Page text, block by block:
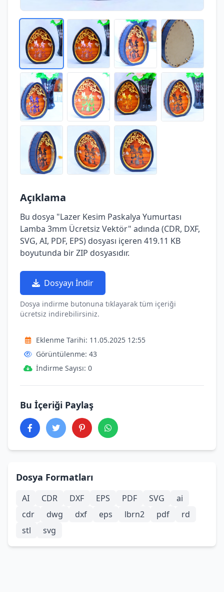
Dosya Formatları
AI CDR DXF EPS PDF SVG
ai
cdr
dwg dxf eps lbrn2 pdf
rd
stl
svg
Açıklama
Bu dosya "Lazer Kesim Paskalya Yumurtası
Lamba 3mm Ücretsiz Vektör" adında (CDR, DXF,
SVG, AI, PDF, EPS) dosyası içeren 419.11 KB
boyutunda bir ZIP dosyasıdır.
Dosyayı İndir
Dosya indirme butonuna tıklayarak tüm içeriği
ücretsiz indirebilirsiniz.
Eklenme Tarihi: 11.05.2025 12:55
Görüntülenme: 43
İndirme Sayısı: 0
Bu İçeriği Paylaş